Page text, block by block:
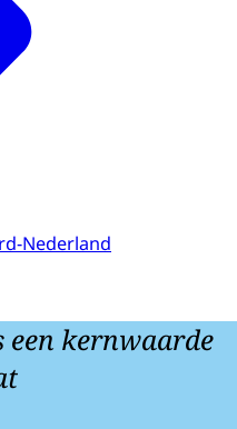
Nederland
een kernwaarde